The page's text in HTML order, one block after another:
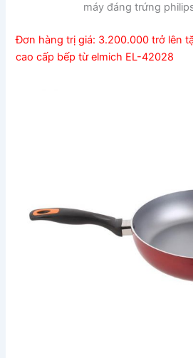
máy đáng trứng
Đơn hàng trị giá: 3.200.000 trở lên
cao cấp bếp từ elmich EL-42028